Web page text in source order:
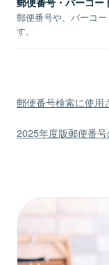
郵便番号や、バーコ
す。
郵便番号検索に使用
2025年度版郵便番